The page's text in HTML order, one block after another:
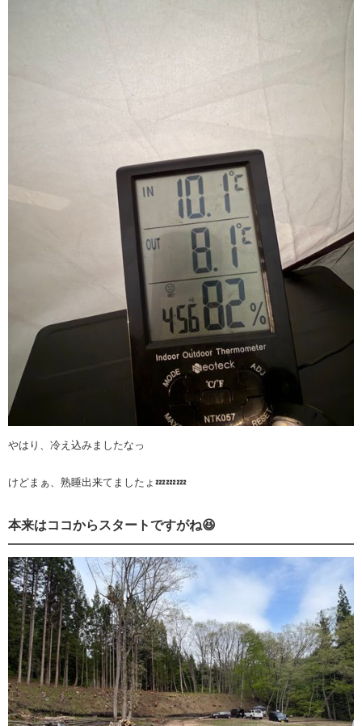
やはり、冷え込みましたなっ
けどまぁ、熟睡出来てましたょ💤💤💤
本来はココからスタートですがね😆